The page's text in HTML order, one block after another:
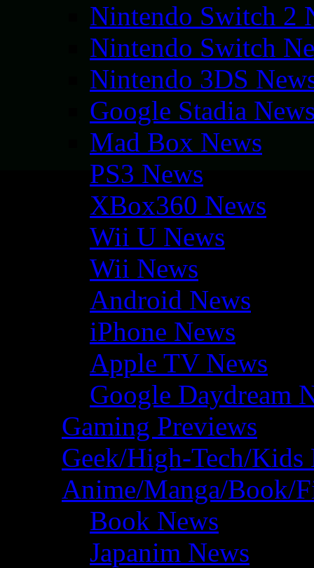
Nintendo Switch 2
Nintendo Switch
Nintendo 3DS
Google Stadia
Mad Box News
PS3 News
XBox360 News
Wii U News
Wii News
Android News
iPhone News
Apple TV News
Google Daydream
Gaming Previews
Geek/High-Tech/Kids
Anime/Manga/Book/
Book News
Japanim News